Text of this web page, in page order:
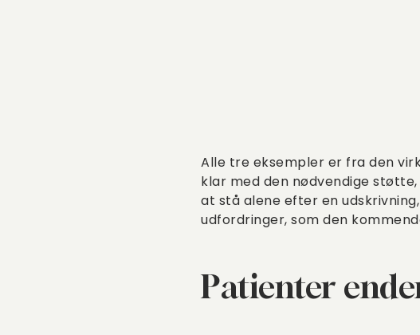
Alle tre eksempler er fra den
klar med den nødvendige
at stå alene efter en
udfordringer, som den
Patienter